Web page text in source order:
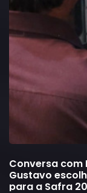
Conversa com
Gustavo
para a Safra